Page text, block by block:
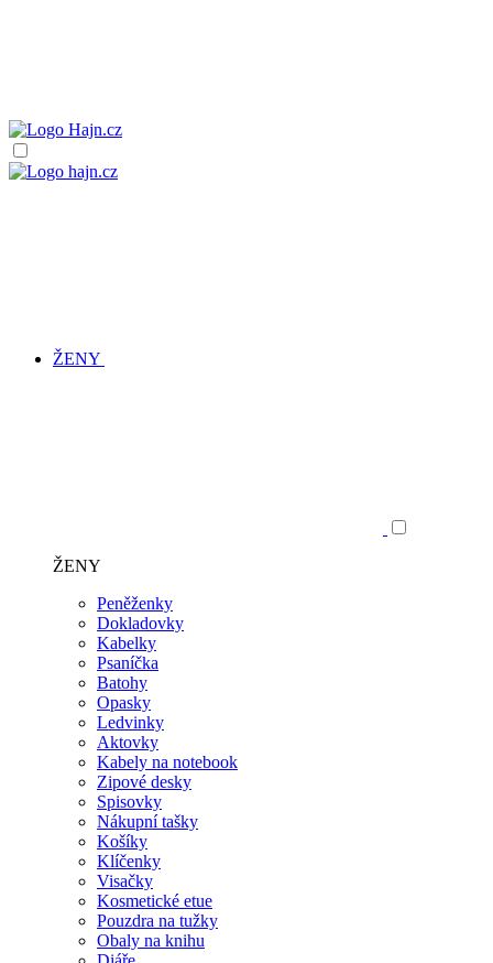
ŽENY
ŽENY
Peněženky
Dokladovky
Kabelky
Psaníčka
Batohy
Opasky
Ledvinky
Aktovky
Kabely na notebook
Zipové desky
Spisovky
Nákupní tašky
Košíky
Klíčenky
Visačky
Kosmetické etue
Pouzdra na tužky
Obaly na knihu